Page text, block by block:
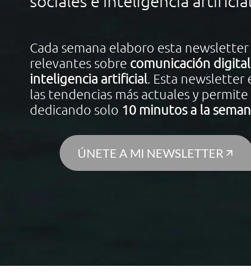
Cada semana elaboro esta
relevantes sobre comunicación
inteligencia artificial . Esta
las tendencias más actuales y
dedicando solo 10 minutos a la
ÚNETE A MI NEWSLETTER